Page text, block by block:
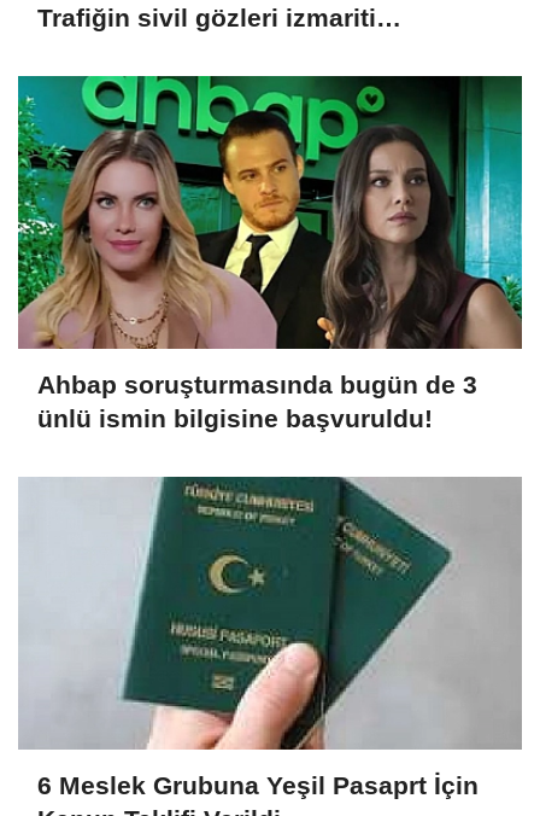
Trafiğin sivil gözleri izmariti
Ahbap soruşturmasında bugün de 3
ünlü ismin bilgisine başvuruldu!
6 Meslek Grubuna Yeşil Pasaprt İçin